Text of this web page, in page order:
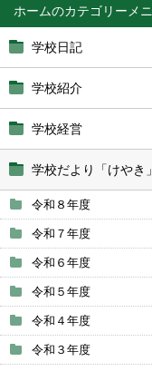
ホーム
学校日記
学校紹介
学校経営
学校だより「けやき」
令和８年度
令和７年度
令和６年度
令和５年度
令和４年度
令和３年度